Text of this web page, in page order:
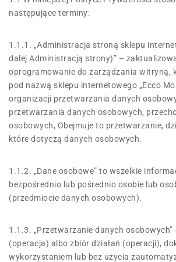
następujące terminy:
1.1.1. „Administracja stroną sklepu
dalej Administracją strony)” –
oprogramowanie do zarządzania witryną,
pod nazwą sklepu internetowego „Ecco
organizacji przetwarzania danych
przetwarzania danych osobowych,
osobowych, Obejmuje to przetwarzanie,
które dotyczą danych osobowych.
1.1.2. „Dane osobowe” to wszelkie
bezpośrednio lub pośrednio osobie lub
(przedmiocie danych osobowych).
1.1.3. „Przetwarzanie danych osobowych”
(operacja) albo zbiór działań (operacji),
wykorzystaniem lub bez użycia